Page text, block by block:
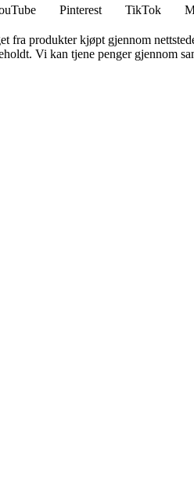
Pinterest TikTok
produkter kjøpt gjennom
Vi kan tjene penger gjennom